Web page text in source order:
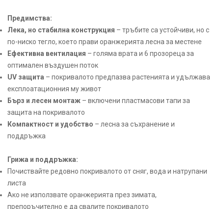
Предимства:
Лека, но стабилна конструкция – тръбите са устойчиви, но с
по-ниско тегло, което прави оранжерията лесна за местене
Ефективна вентилация – голяма врата и 6 прозореца за
оптимален въздушен поток
UV защита – покривалото предпазва растенията и удължава
експлоатационния му живот
Бърз и лесен монтаж – включени пластмасови тапи за
защита на покривалото
Компактност и удобство – лесна за съхранение и
поддръжка
Грижа и поддръжка:
Почиствайте редовно покривалото от сняг, вода и натрупани
листа
Ако не използвате оранжерията през зимата,
препоръчително е да свалите покривалото